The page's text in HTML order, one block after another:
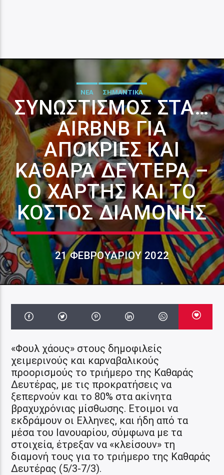
ΝΕΑ ΣΗΜΑΝΤΙΚΑ
ΣΥΝΩΣΤΙΣΜΌΣ ΣΤΑ…
AIRBNB ΓΙΑ
ΑΠΟΚΡΙΈΣ ΚΑΙ
ΚΑΘΑΡΆ ΔΕΥΤΈΡΑ –
Ο ΧΆΡΤΗΣ ΚΑΙ ΤΟ
ΚΌΣΤΟΣ ΔΙΑΜΟΝΉΣ
21 ΦΕΒΡΟΥΑΡΊΟΥ 2022
«Φουλ χάους» στους δημοφιλείς
χειμερινούς και καρναβαλικούς
προορισμούς το τριήμερο της Καθαράς
Δευτέρας, με τις προκρατήσεις να
ξεπερνούν και το 80% στα ακίνητα
βραχυχρόνιας μίσθωσης. Ετοιμοι να
εκδράμουν οι Ελληνες, και ήδη από τα
μέσα του Ιανουαρίου, σύμφωνα με τα
στοιχεία, έτρεξαν να «κλείσουν» τη
διαμονή τους για το τριήμερο της Καθαράς
Δευτέρας (5/3-7/3).